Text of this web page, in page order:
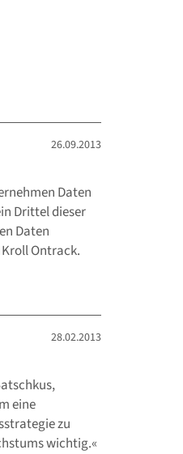
26.09.2013
Daten
Drittel dieser
Daten
Ontrack.
28.02.2013
eine
zu
wichtig.«